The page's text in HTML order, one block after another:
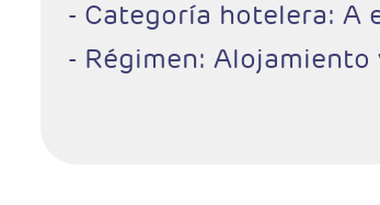
- Categoría hotelera: A
- Régimen: Alojamiento